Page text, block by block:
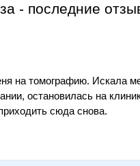
- последние
на томографию. Искала
остановилась на
сюда снова.